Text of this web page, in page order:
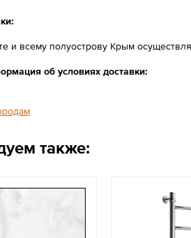
и всему полуострову Крым
об условиях доставки:
также: